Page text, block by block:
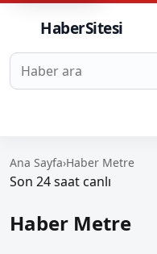
HaberSitesi
Haberlerde ara
Ana Sayfa›Haber Metre
Son 24 saat canlı
Haber Metre